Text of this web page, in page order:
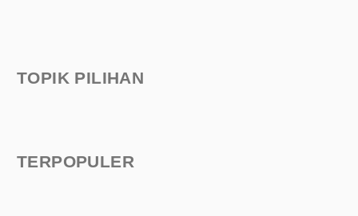
TOPIK PILIHAN
TERPOPULER